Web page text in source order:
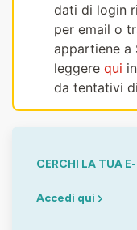
dati di login
per email o
appartiene a
leggere qui
da tentativi
CERCHI LA TUA
Accedi qui